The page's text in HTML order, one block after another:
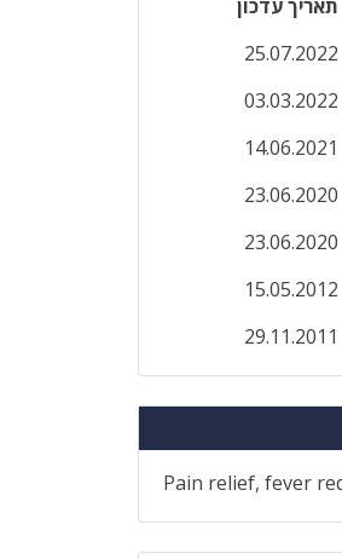
תאריך עדכון
25.07.2022
03.03.2022
14.06.2021
23.06.2020
23.06.2020
15.05.2012
29.11.2011
Pain relief, fever